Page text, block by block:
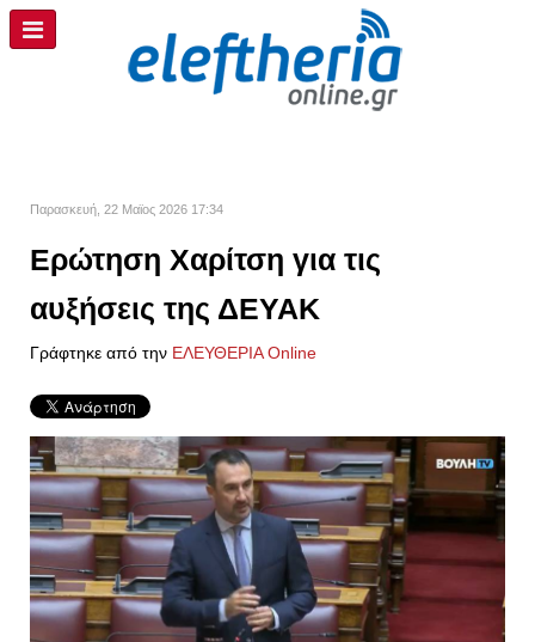
Παρασκευή, 22 Μαϊος 2026 17:34
Ερώτηση Χαρίτση για τις
αυξήσεις της ΔΕΥΑΚ
Γράφτηκε από την ΕΛΕΥΘΕΡΙΑ Online